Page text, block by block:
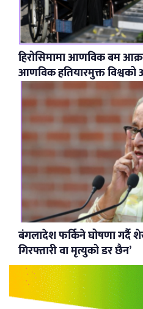
हिरोसिमामा आणविक बम
आणविक हतियारमुक्त विश्वको
बंगलादेश फर्किने घोषणा गर्दै
गिरफ्तारी वा मृत्युको डर छैन’